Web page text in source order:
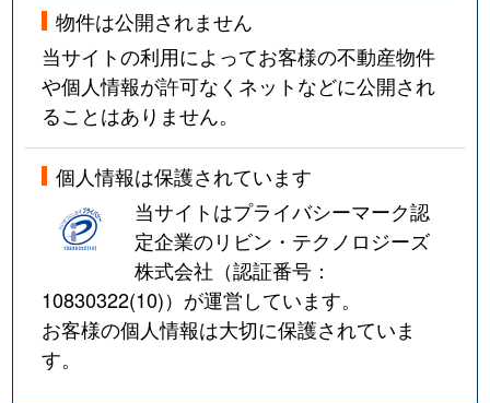
物件は公開されません
当サイトの利用によってお客様の不動産物件
や個人情報が許可なくネットなどに公開され
ることはありません。
個人情報は保護されています
当サイトはプライバシーマーク認
定企業のリビン・テクノロジーズ
株式会社（認証番号：
10830322(10)）が運営しています。
お客様の個人情報は大切に保護されていま
す。